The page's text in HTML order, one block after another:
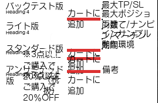
バックテスト版
スタンダード版
アンリミテッド
版
最大ポジショ
ン数
Heading 4
​カートに
追加
税
抜
）
Heading 4
​カートに
追加
Heading 4※3点以上
ご購入で​
20％OFF
（税
抜）
​カートに
追加
Heading 4
（税
抜）
※3点以上
ご購入で​
20％OFF
​カートに
追加
ライト版
最大TP/SL
両建て/ナンピ
ン/マーチン
インサンプル
期間
動作環境
備考